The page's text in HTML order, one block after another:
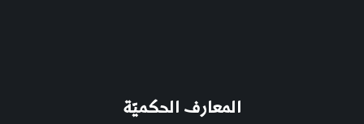
المعارف الحكميّة